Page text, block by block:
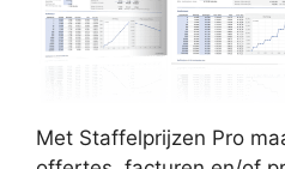
Met Staffelprijzen Pro